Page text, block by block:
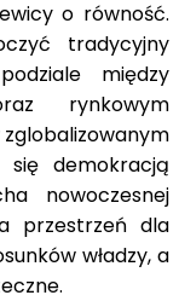
o równość.
tradycyjny
między
rynkowym
zglobalizowanym
demokracją
nowoczesnej
przestrzeń dla
władzy, a